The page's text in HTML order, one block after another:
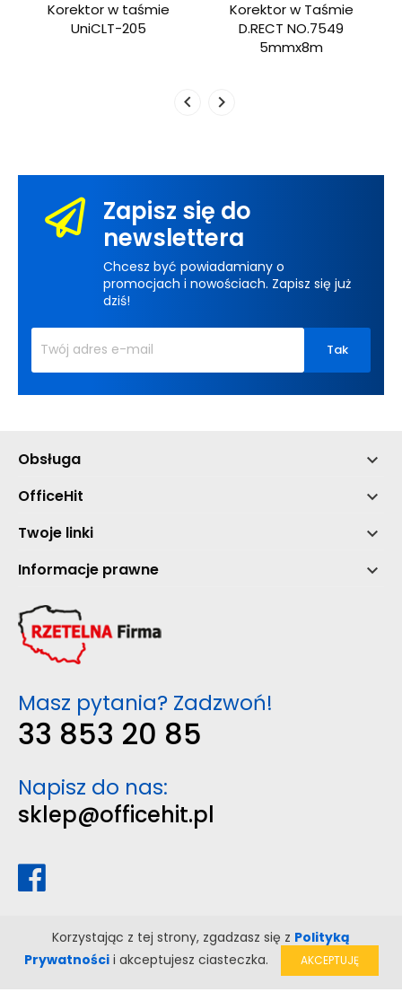
Korektor w taśmie
UniCLT-205
Korektor w Taśmie
D.RECT NO.7549
5mmx8m
Zapisz się do
newslettera
Chcesz być powiadamiany o
promocjach i nowościach. Zapisz się już
dziś!
Obsługa 
OfficeHit 
Twoje linki 
Informacje prawne 
Masz pytania? Zadzwoń!
33 853 20 85
Napisz do nas:
sklep@officehit.pl
Korzystając z tej strony, zgadzasz się z Polityką
Prywatnościi akceptujesz ciasteczka. AKCEPTUJĘ